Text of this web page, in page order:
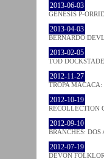
2013-06-03
GENESIS P-
2013-04-03
BERNARDO
2013-02-05
TOD
2012-11-27
TROPA
2012-10-19
RECOLLECTION
2012-09-10
BRANCHES: DOS
2012-07-19
DEVON